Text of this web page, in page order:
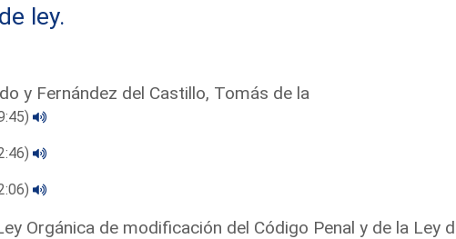
ley.
y Fernández del Castillo, Tomás de la
Orgánica de modificación del Código Penal y de la Ley